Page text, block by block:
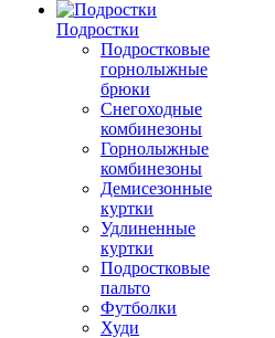
Подростки
Подростковые
горнолыжные
брюки
Снегоходные
комбинезоны
Горнолыжные
комбинезоны
Демисезонные
куртки
Удлиненные
куртки
Подростковые
пальто
Футболки
Худи